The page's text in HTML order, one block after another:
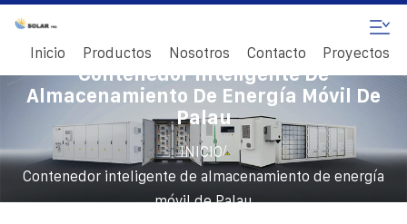
Inicio Productos Nosotros Contacto Proyectos
Contenedor Inteligente De
Almacenamiento De Energía Móvil De
Palau
INICIO/
Contenedor inteligente de almacenamiento de energía
móvil de Palau